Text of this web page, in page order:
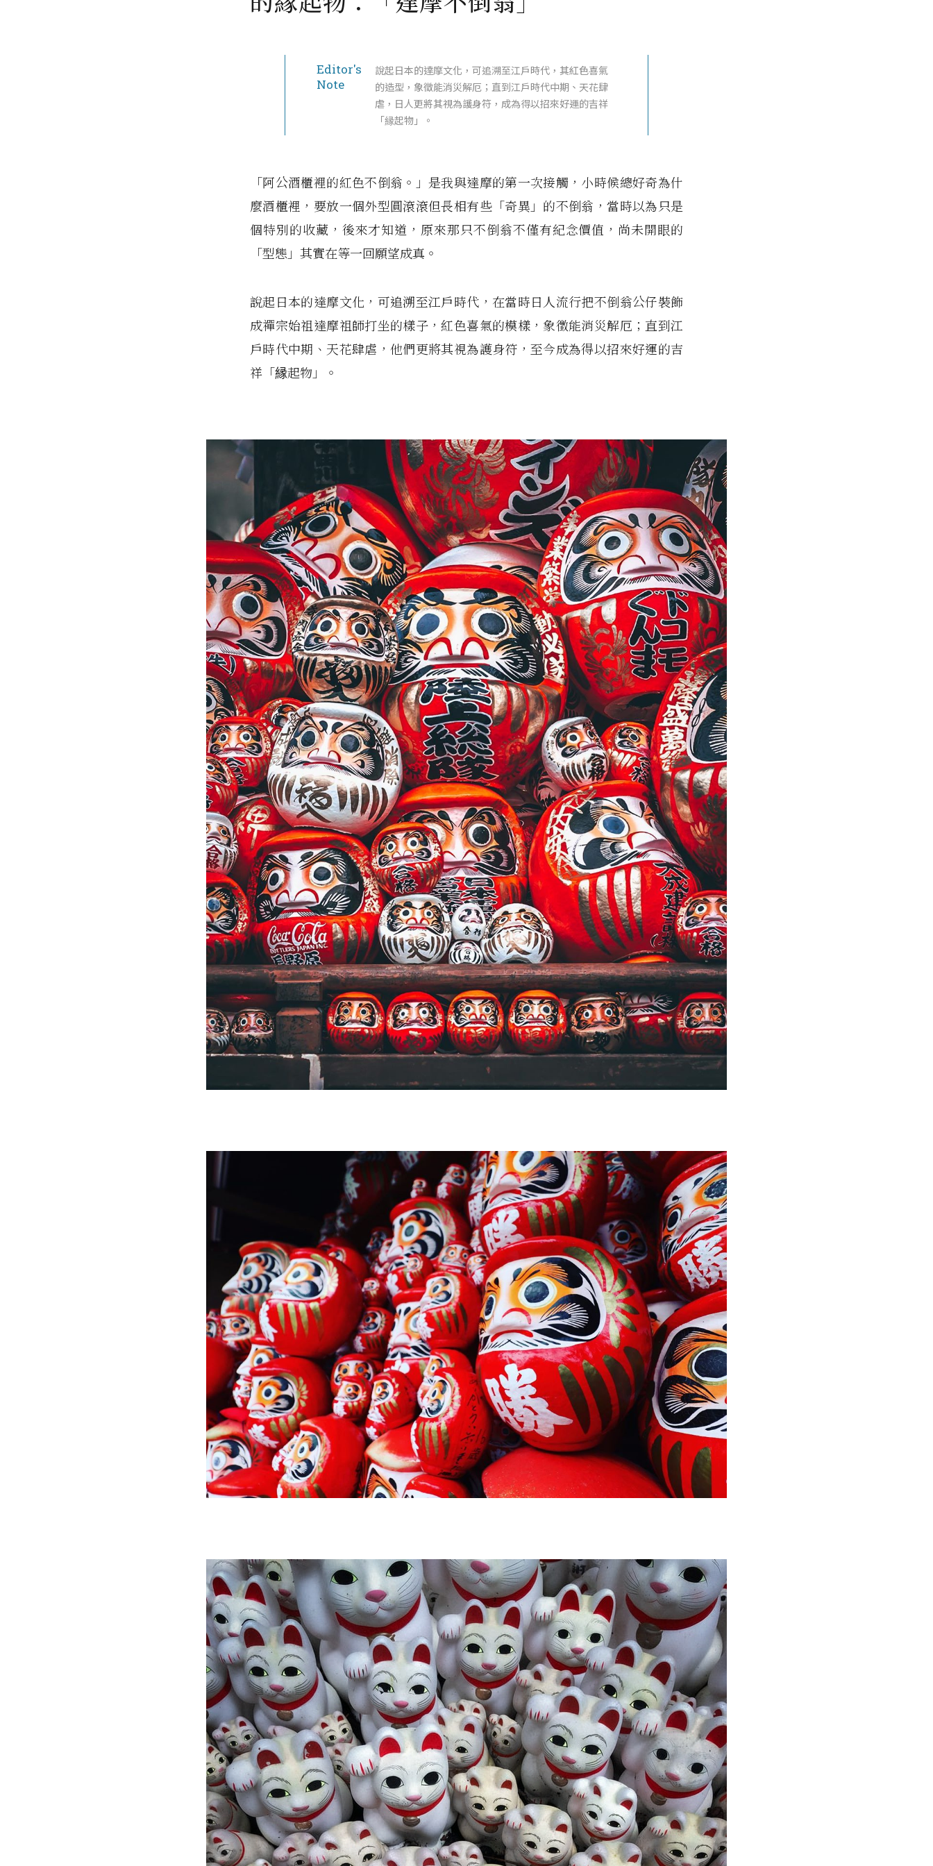
Editor's
Note
說起日本的達摩文化，可追溯至江戶時代，其紅色喜氣
的造型，象徵能消災解厄；直到江戶時代中期、天花肆
虐，日人更將其視為護身符，成為得以招來好運的吉祥
「縁起物」。
「阿公酒櫃裡的紅色不倒翁。」是我與達摩的第一次接觸，小時候總好奇為什
麼酒櫃裡，要放一個外型圓滾滾但長相有些「奇異」的不倒翁，當時以為只是
個特別的收藏，後來才知道，原來那只不倒翁不僅有紀念價值，尚未開眼的
「型態」其實在等一回願望成真。
說起日本的達摩文化，可追溯至江戶時代，在當時日人流行把不倒翁公仔裝飾
成禪宗始祖達摩祖師打坐的樣子，紅色喜氣的模樣，象徵能消災解厄；直到江
戶時代中期、天花肆虐，他們更將其視為護身符，至今成為得以招來好運的吉
祥「縁起物」。